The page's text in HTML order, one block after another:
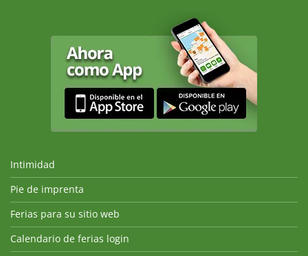
Intimidad
Pie de imprenta
Ferias para su sitio web
Calendario de ferias login